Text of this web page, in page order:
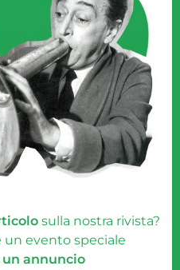
sulla nostra rivista?
un evento speciale
un annuncio